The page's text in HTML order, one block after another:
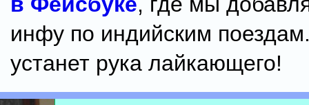
инфу по индийским
устанет рука лайкающего!